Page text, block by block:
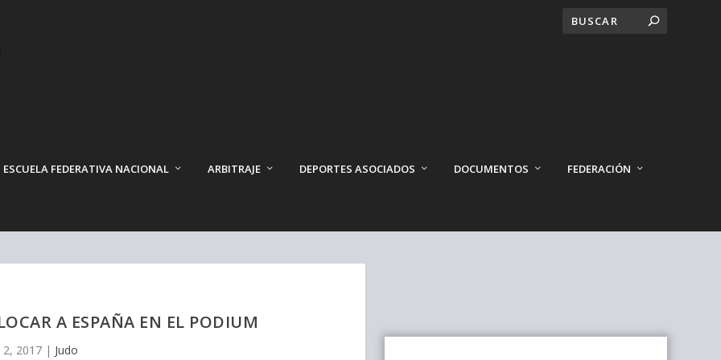
ESCUELA FEDERATIVA NACIONAL ARBITRAJE DEPORTES ASOCIADOS DOCUMENTOS FEDERACIÓN
A ESPAÑA EN EL PODIUM
2, 2017 | Judo